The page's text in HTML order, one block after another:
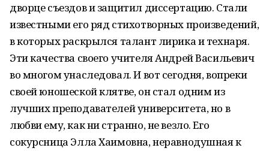
дворце съездов и защитил диссертацию. Стали
известными его ряд стихотворных произведений,
в которых раскрылся талант лирика и технаря.
Эти качества своего учителя Андрей Васильевич
во многом унаследовал. И вот сегодня, вопреки
своей юношеской клятве, он стал одним из
лучших преподавателей университета, но в
любви ему, как ни странно, не везло. Его
сокурсница Элла Хаимовна, неравнодушная к